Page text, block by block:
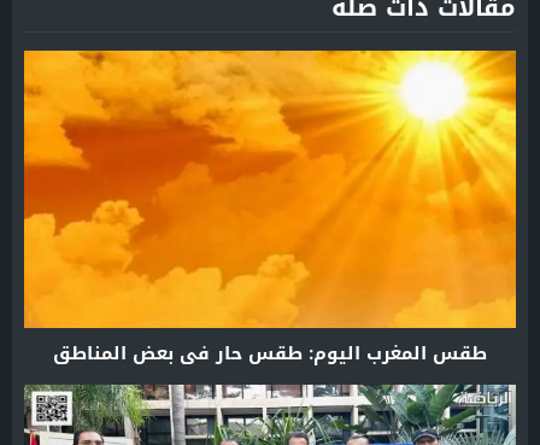
طقس المغرب اليوم: طقس حار في بعض المناطق